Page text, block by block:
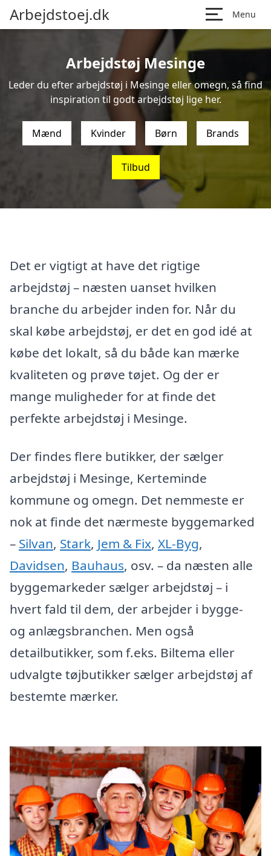
Arbejdstoej.dk Menu
Arbejdstøj Mesinge
Leder du efter arbejdstøj i Mesinge eller omegn, så find
inspiration til godt arbejdstøj lige her.
Mænd Kvinder Børn Brands
Tilbud
Det er vigtigt at have det rigtige
arbejdstøj – næsten uanset hvilken
branche du arbejder inden for. Når du
skal købe arbejdstøj, er det en god idé at
købe det lokalt, så du både kan mærke
kvaliteten og prøve tøjet. Og der er
mange muligheder for at finde det
perfekte arbejdstøj i Mesinge.
Der findes flere butikker, der sælger
arbejdstøj i Mesinge, Kerteminde
kommune og omegn. Det nemmeste er
nok at finde det nærmeste byggemarked
– Silvan, Stark, Jem & Fix, XL-Byg,
Davidsen, Bauhaus, osv. – da næsten alle
byggemarkeder sælger arbejdstøj – i
hvert fald til dem, der arbejder i bygge-
og anlægsbranchen. Men også
detailbutikker, som f.eks. Biltema eller
udvalgte tøjbutikker sælger arbejdstøj af
bestemte mærker.